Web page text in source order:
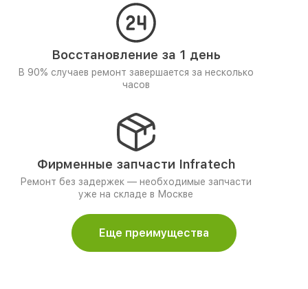
Восстановление за 1 день
В 90% случаев ремонт завершается за несколько
часов
Фирменные запчасти Infratech
Ремонт без задержек — необходимые запчасти
уже на складе в Москве
Еще преимущества